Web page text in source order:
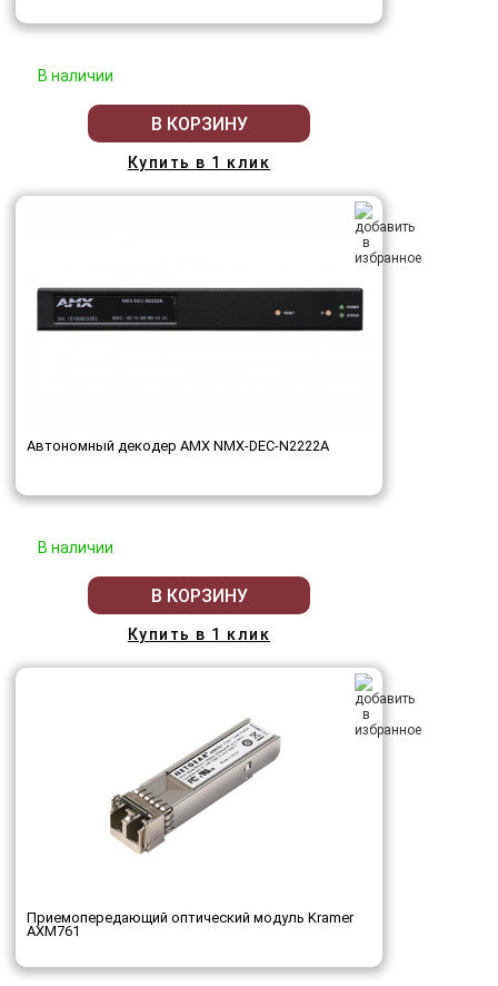
В наличии
В КОРЗИНУ
Купить в 1 клик
Автономный декодер AMX NMX-DEC-N2222A
В наличии
В КОРЗИНУ
Купить в 1 клик
Приемопередающий оптический модуль Kramer
AXM761